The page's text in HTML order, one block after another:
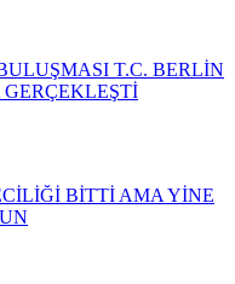
T.C. BERLİN
BİTTİ AMA YİNE